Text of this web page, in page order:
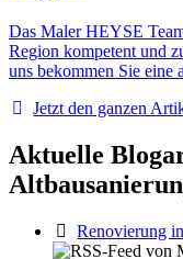
Das Maler HEYSE
Region kompetent und
uns bekommen Sie eine
Jetzt den ganzen
Aktuelle
Renovierung